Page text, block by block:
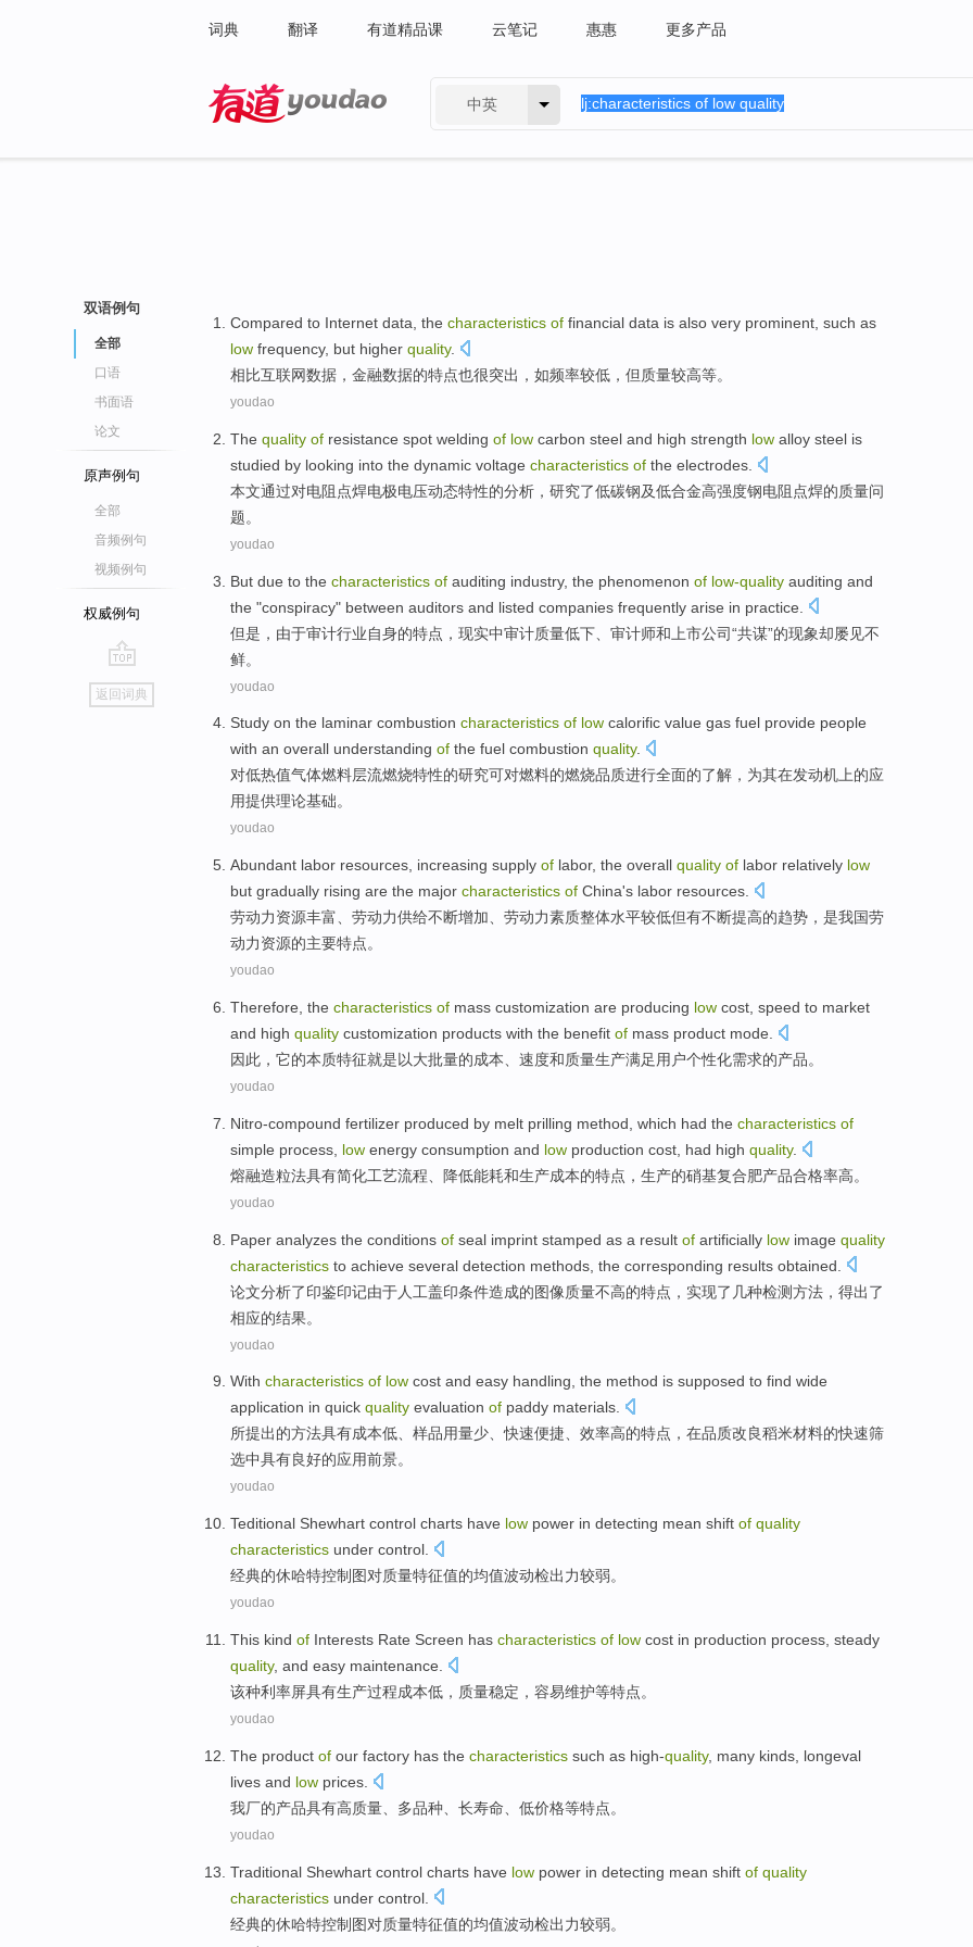
词典 翻译 有道精品课 云笔记 惠惠 更多产品
中英
双语例句
全部
口语
书面语
论文
原声例句
全部
音频例句
视频例句
权威例句
go
top
返回词典
Compared to Internet data , the characteristics of financial data is also very prominent such as
low frequency, but higher quality.
相比互联网数据 ， 金融数据的特点也很突出 ， 如频率较低 ， 但 质量较高等。
youdao
The quality of resistance spot welding of low carbon steel and high strength low alloy steel is
studied by looking into the dynamic voltage characteristics of the electrodes
本文通过对电阻 点焊电极电压动态特性的分析 ，研究了低碳钢及低合金高强度钢电阻 点焊的质量问
题。
youdao
But due to the characteristics of auditing industry, the phenomenon of low-quality auditing and
the "conspiracy" between auditors and listed companies frequently arise in practice.
但是 ， 由于审计行业自身的特点 ，现实中审计质量低下、 审计师和 上市公司“共谋”的现象却屡见不
鲜。
youdao
Study on the laminar combustion characteristics of low calorific value gas fuel provide people
with an overall understanding of the fuel combustion quality.
对低热值气体燃料层流燃烧特性的研究可对燃料的燃烧品质进行全面的了解 ， 为其在发动机上的应
用提供理论基础。
youdao
Abundant labor resources increasing supply of labor, the overall quality of labor relatively low
but gradually rising are the major characteristics of China's labor resources.
劳动力资源丰富 、劳动力供给不断增加、劳动力素质整体水平较低但有不断提高的趋势， 是我国劳
动力资源的主要特点。
youdao
Therefore , the characteristics of mass customization are producing low cost speed to market
and high quality customization products with the benefit of mass product mode.
因此 ，它的本质特征就是以大批量的成本 速度和质量生产满足用户个性化需求的产品。
youdao
Nitro-compound fertilizer produced by melt prilling method which had the characteristics of
simple process low energy consumption and low production cost , had high quality.
熔融造粒法具有简化工艺流程 降低能耗和生产成本的特点 ， 生产的硝基复合肥产品合格率高。
youdao
Paper analyzes the conditions of seal imprint stamped as a result of artificially low image quality
characteristics to achieve several detection methods , the corresponding results obtained
论文分析了印鉴印记由于人工盖印条件造成的图像质量不高的特点 ， 实现了几种检测方法 ，得出了
相应的结果。
youdao
With characteristics of low cost and easy handling, the method is supposed to find wide
application in quick quality evaluation of paddy materials.
所提出的方法具有成本低、样品用量少、快速便捷、效率高的特点 ， 在品质改良稻米材料的快速筛
选中具有良好的应用前景。
youdao
Teditional Shewhart control charts have low power in detecting mean shift of quality
characteristics under control.
经典的休哈特控制 图对质量特征值的均值波动检出力较弱。
youdao
This kind of Interests Rate Screen has characteristics of low cost in production process steady
quality, and easy maintenance
该种利率屏具有生产过程成本低 ， 质量稳定 ， 容易维护等特点。
youdao
The product of our factory has the characteristics such as high-quality, many kinds longeval
lives and low prices
我厂的产品具有高质量 多品种 长寿命、 低价格等特点。
youdao
Traditional Shewhart control charts have low power in detecting mean shift of quality
characteristics under control
经典的休哈特控制图对质量特征值的均值波动检出力较弱。